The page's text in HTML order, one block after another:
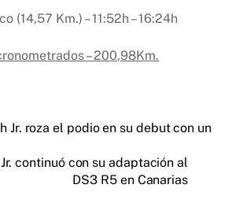
(14,57 Km.) – 11:52h – 16:24h
– 200,98Km.
Jr. roza el podio en su debut con un
continuó con su adaptación al
DS3 R5 en Canarias